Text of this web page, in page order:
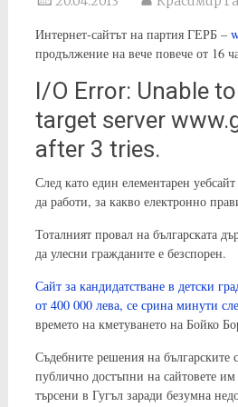
Интернет-сайтът на партия ГЕРБ –
продължение на вече повече от 16
I/O Error: Unable
target server
after 3 tries.
След като един елементарен
да работи, за какво електронно
Тоталният провал на българската
да улесни гражданите е безспорен.
Сайт за кандидатстване в детски
от 400 000 лева, се срина минути
времето на кметуването на Бойко
Съдебните решения на българските
публично достъпни на сайтовете
търсени в Гугъл заради безумна